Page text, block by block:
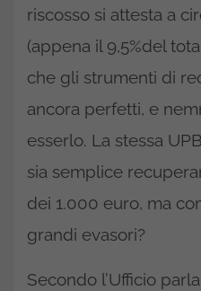
riscosso si attesta a
(appena il 9,5%del
che gli strumenti di
ancora perfetti, e
esserlo. La stessa
sia semplice
dei 1.000 euro, ma
grandi evasori?
Secondo l’Ufficio